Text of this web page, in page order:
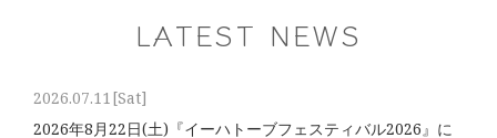
LATEST NEWS
2026.07.11[Sat]
2026年8⽉22⽇(土)『イーハトーブフェスティバル2026』に